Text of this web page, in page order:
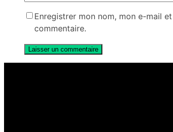
Enregistrer mon nom, mon e-mail
commentaire.